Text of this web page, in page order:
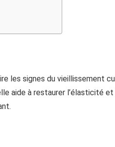
les signes du vieillissement
aide à restaurer l’élasticité